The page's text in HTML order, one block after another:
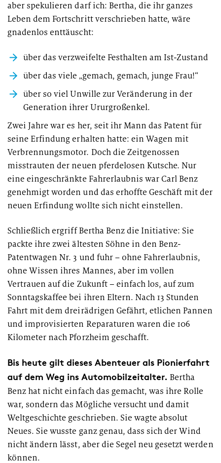
aber spekulieren darf ich: Bertha, die ihr ganzes
Leben dem Fortschritt verschrieben hatte, wäre
gnadenlos enttäuscht:
über das verzweifelte Festhalten am Ist-Zustand
über das viele „gemach, gemach, junge Frau!“
über so viel Unwille zur Veränderung in der
Generation ihrer Ururgroßenkel.
Zwei Jahre war es her, seit ihr Mann das Patent für
seine Erfindung erhalten hatte: ein Wagen mit
Verbrennungsmotor. Doch die Zeitgenossen
misstrauten der neuen pferdelosen Kutsche. Nur
eine eingeschränkte Fahrerlaubnis war Carl Benz
genehmigt worden und das erhoffte Geschäft mit der
neuen Erfindung wollte sich nicht einstellen.
Schließlich ergriff Bertha Benz die Initiative: Sie
packte ihre zwei ältesten Söhne in den Benz-
Patentwagen Nr. 3 und fuhr – ohne Fahrerlaubnis,
ohne Wissen ihres Mannes, aber im vollen
Vertrauen auf die Zukunft – einfach los, auf zum
Sonntagskaffee bei ihren Eltern. Nach 13 Stunden
Fahrt mit dem dreirädrigen Gefährt, etlichen Pannen
und improvisierten Reparaturen waren die 106
Kilometer nach Pforzheim geschafft.
Bis heute gilt dieses Abenteuer als Pionierfahrt
auf dem Weg ins Automobilzeitalter. Bertha
Benz hat nicht einfach das gemacht, was ihre Rolle
war, sondern das Mögliche versucht und damit
Weltgeschichte geschrieben. Sie wagte absolut
Neues. Sie wusste ganz genau, dass sich der Wind
nicht ändern lässt, aber die Segel neu gesetzt werden
können.